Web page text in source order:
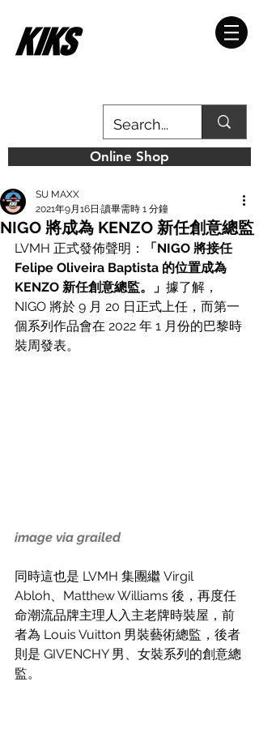
Online Shop
NIGO 將成為 KENZO 新任創意總監
SU MAXX
2021年9月16日 讀畢需時 1 分鐘
LVMH 正式發佈聲明：
「NIGO 將接任
Felipe Oliveira Baptista 的位置成為
KENZO 新任創意總監。」 據了解，
NIGO 將於 9 月 20 日正式上任，而第一
個系列作品會在 2022 年 1 月份的巴黎時
裝周發表。
image via grailed
同時這也是 LVMH 集團繼 Virgil
Abloh、Matthew Williams 後，再度任
命潮流品牌主理人入主老牌時裝屋，前
者為 Louis Vuitton 男裝藝術總監， 後者
則是 GIVENCHY 男、女裝系列的創意總
監。